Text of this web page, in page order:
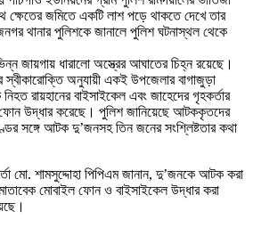
ক্ষেতের জমিতে একটি লাশ পড়ে থাকতে দেখে তার
থানার পুলিশকে জানালে পুলিশ ঘটনাস্থল থেকে
জায়গায় ধারালো অস্ত্রের আঘাতের চিহ্ন রয়েছে।
অনুযায়ী একই উপজেলার বাগাজুড়া
রায়হানের বাইসাইকেল এবং জাহেদের গৃহকর্তার
উদ্ধার করেছে। পুলিশ জানিয়েছে আটককৃতদের
সঙ্গে আটক দু’জনসহ তিন জনের সংশ্লিষ্টতার কথা
মো. শামসুদ্দোহা পিপিএম জানান, দু’জনকে আটক করা
মোবাইল ফোন ও বাইসাইকেল উদ্ধার করা